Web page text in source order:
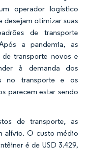
operador logístico
desejam otimizar suas
de transporte
a pandemia, as
transporte novos e
à demanda dos
no transporte e os
parecem estar sendo
de transporte, as
alívio. O custo médio
é de USD 3.429,